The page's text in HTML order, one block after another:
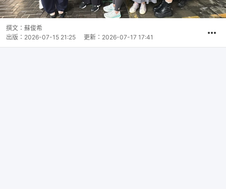
撰文： 蘇俊希
出版： 2026-07-15 21:25 更新： 2026-07-17 17:41